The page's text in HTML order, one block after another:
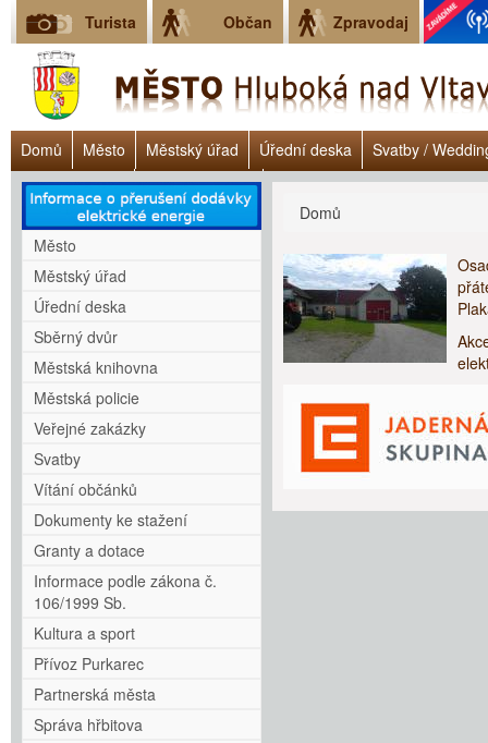
Turista Občan Zpravodaj
Domů Město Městský úřad Úřední deska
Svatby /
Úřad práce ČR
Lokalita Janoch Dluhové poradenství - Clověk
Město
Městský úřad
Úřední deska
Sběrný dvůr
Městská knihovna
Městská policie
Veřejné zakázky
Svatby
Vítání občánků
Dokumenty ke stažení
Granty a dotace
Informace podle zákona č.
106/1999 Sb.
Kultura a sport
Přívoz Purkarec
Partnerská města
Správa hřbitova
Jste zde
Domů